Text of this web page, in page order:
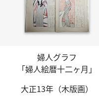
婦人グラフ
「婦人絵暦十二ヶ月」
大正13年 （木版画）